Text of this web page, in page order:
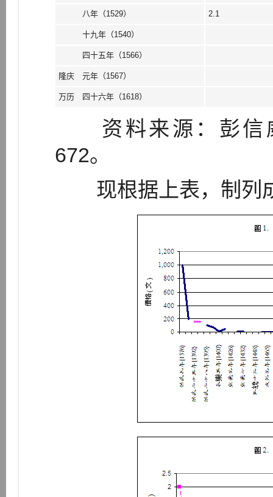
八年（1529） 2.1
十九年（1540）
四十五年（1566）
隆庆 元年（1567）
万历 四十六年（1618）
资料来源：彭信
672。
现根据上表，制列